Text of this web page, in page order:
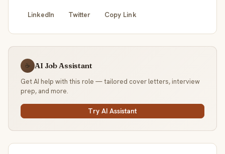
LinkedIn Twitter Copy Link
☕ AI Job Assistant
Get AI help with this role — tailored cover letters, interview
prep, and more.
Try AI Assistant